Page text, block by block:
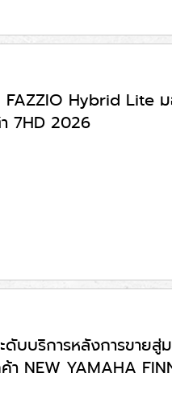
FAZZIO Hybrid Lite
7HD 2026
ดับบริการหลังการขาย
า NEW YAMAHA